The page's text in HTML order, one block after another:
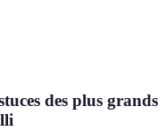
des plus grands